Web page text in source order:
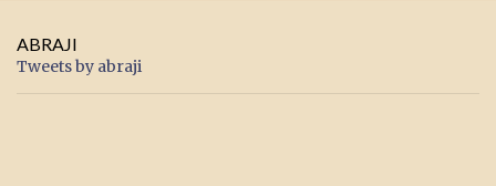
ABRAJI
Tweets by abraji